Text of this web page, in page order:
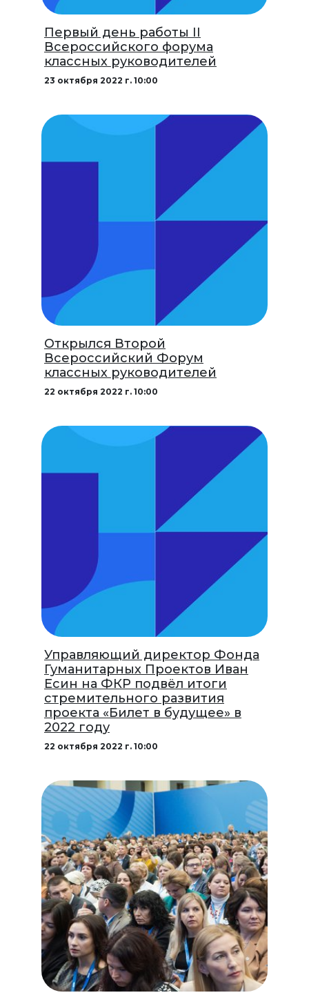
Первый день работы II
Всероссийского форума
классных руководителей
23 октября 2022 г. 10:00
Открылся Второй
Всероссийский Форум
классных руководителей
22 октября 2022 г. 10:00
Управляющий директор Фонда
Гуманитарных Проектов Иван
Есин на ФКР подвёл итоги
стремительного развития
проекта «Билет в будущее» в
2022 году
22 октября 2022 г. 10:00